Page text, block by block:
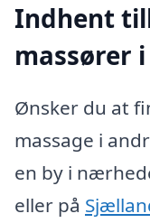
Indhent
massører
Ønsker du at
massage i
en by i
eller på